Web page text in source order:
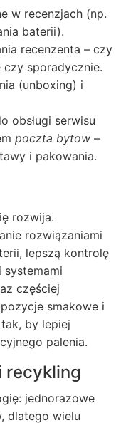
w recenzjach (np.
baterii).
recenzenta – czy
czy sporadycznie.
(unboxing) i
obsługi serwisu
poczta bytow –
i pakowania.
rozwija.
rozwiązaniami
lepszą kontrolę
częściej
smakowe i
by lepiej
palenia.
recykling
jednorazowe
dlatego wielu